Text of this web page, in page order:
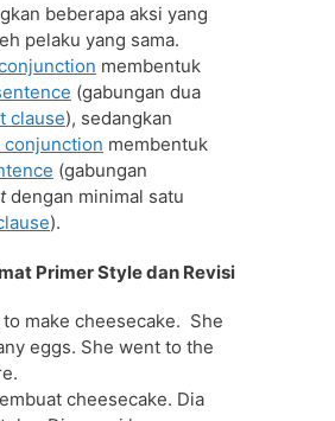
beberapa aksi yang
pelaku yang sama.
membentuk
(gabungan dua
clause), sedangkan
membentuk
(gabungan
dengan minimal satu
).
Primer Style dan Revisi
make cheesecake. She
eggs. She went to the
cheesecake. Dia